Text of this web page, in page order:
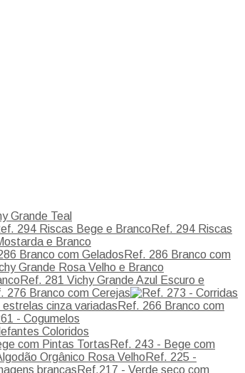
Grande Teal
Ref. 294 Riscas
e Branco
Ref. 286 Branco com
Grande Rosa Velho e Branco
Ref. 281 Vichy Grande Azul Escuro e
276 Branco com Cerejas
Ref. 266 Branco com
- Cogumelos
Coloridos
Ref. 243 - Bege com
Ref. 225 -
Ref.217 - Verde seco com